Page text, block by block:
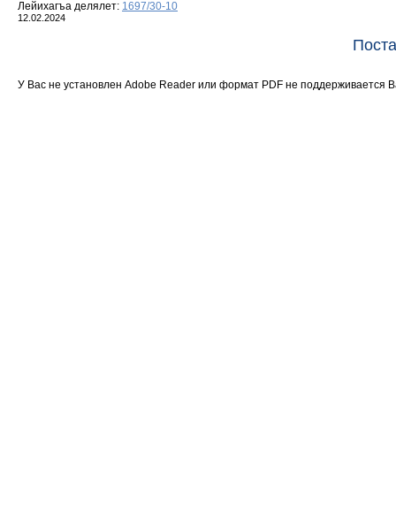
Лейихагъа делялет: 1697/30-10
12.02.2024
У Вас не установлен Adobe Reader или формат PDF не поддерживается